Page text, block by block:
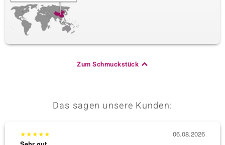
Zum Schmuckstück
Das sagen unsere Kunden:
★★★★★
06.08.2026